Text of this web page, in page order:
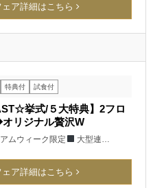
ェア詳細はこちら
特典付 試食付
挙式/５大特典】2フロ
リジナル贅沢W
ムウィーク限定 大型連…
ェア詳細はこちら